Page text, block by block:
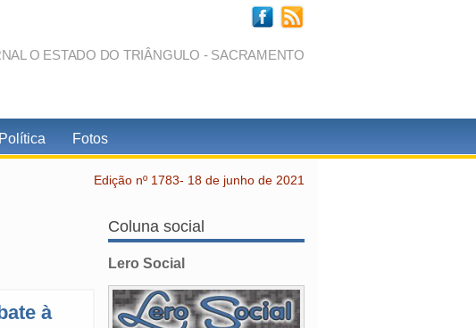
O ESTADO DO TRIÂNGULO - SACRAMENTO
Política Fotos
Edição nº 1783- 18 de junho de 2021
à
Coluna social
Lero Social